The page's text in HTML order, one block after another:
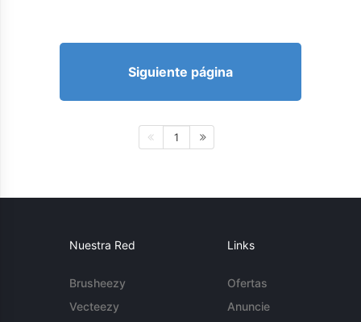
Siguiente página
1
Nuestra Red
Brusheezy
Vecteezy
Links
Ofertas
Anuncie